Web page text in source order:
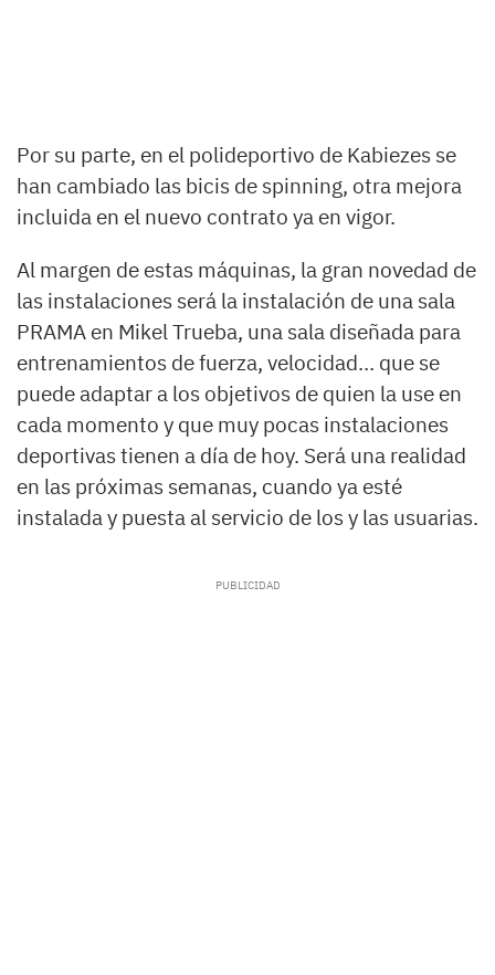
Por su parte, en el polideportivo de Kabiezes se
han cambiado las bicis de spinning, otra mejora
incluida en el nuevo contrato ya en vigor.
Al margen de estas máquinas, la gran novedad de
las instalaciones será la instalación de una sala
PRAMA en Mikel Trueba, una sala diseñada para
entrenamientos de fuerza, velocidad… que se
puede adaptar a los objetivos de quien la use en
cada momento y que muy pocas instalaciones
deportivas tienen a día de hoy. Será una realidad
en las próximas semanas, cuando ya esté
instalada y puesta al servicio de los y las usuarias.